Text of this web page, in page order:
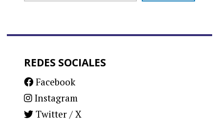
REDES SOCIALES
Facebook
Instagram
Twitter / X